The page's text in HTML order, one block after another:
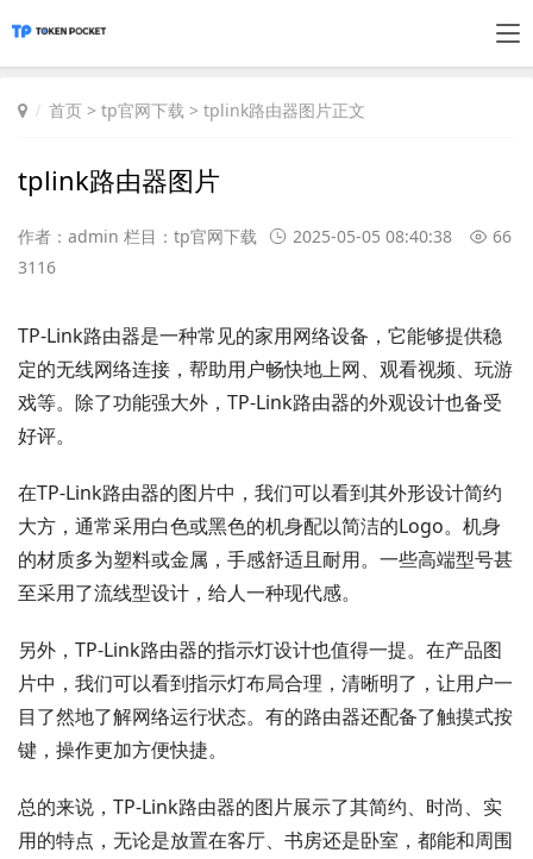
首页 > tp官网下载 > tplink路由器图片正文
tplink路由器图片
作者：admin 栏目： tp官网下载 2025-05-05 08:40:38
66
3116
TP-Link路由器是一种常见的家用网络设备，它能够提供稳
定的无线网络连接，帮助用户畅快地上网、观看视频、玩游
戏等。除了功能强大外，TP-Link路由器的外观设计也备受
好评。
在TP-Link路由器的图片中，我们可以看到其外形设计简约
大方，通常采用白色或黑色的机身配以简洁的Logo。机身
的材质多为塑料或金属，手感舒适且耐用。一些高端型号甚
至采用了流线型设计，给人一种现代感。
另外，TP-Link路由器的指示灯设计也值得一提。在产品图
片中，我们可以看到指示灯布局合理，清晰明了，让用户一
目了然地了解网络运行状态。有的路由器还配备了触摸式按
键，操作更加方便快捷。
总的来说，TP-Link路由器的图片展示了其简约、时尚、实
用的特点，无论是放置在客厅、书房还是卧室，都能和周围